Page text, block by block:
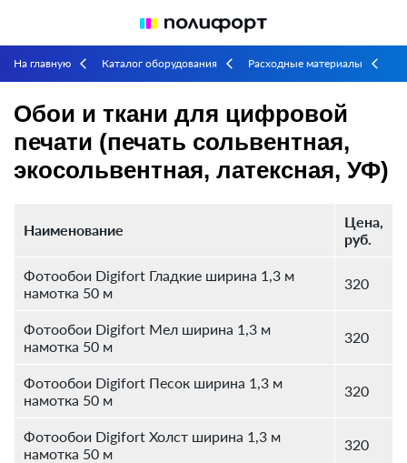
На главную arrow_back_ios Каталог оборудования arrow_back_ios Расходные материалы arrow_back_ios
arrow_back_ios Обои и ткани для цифровой печати (печать сольвентная,
экосольвентная, латексная, УФ)
Обои и ткани для цифровой
печати (печать сольвентная,
экосольвентная, латексная, УФ)
Наименование
Цена,
руб.
Фотообои Digifort Гладкие ширина 1,3 м
намотка 50 м
320
Фотообои Digifort Мел ширина 1,3 м
намотка 50 м
320
Фотообои Digifort Песок ширина 1,3 м
намотка 50 м
320
Фотообои Digifort Холст ширина 1,3 м
намотка 50 м
320